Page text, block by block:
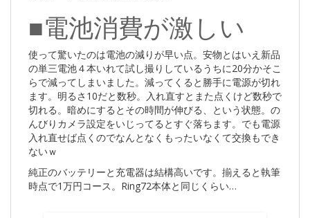
■電池消費が激しい
使って驚いたのは電池の減りが早い点。安物とはいえ新品
の単三電池４本いれて試し撮りしているうちに20分かそこ
らで減ってしまいました。減ってくると勝手に電源が切れ
ます。明るさ10だと数秒。入れ直すとまた点くけど数秒で
切れる。暗めにするとその時間が伸びる、という状態。の
んびりカメラ設定をいじってるとすぐ落ちます。でも電源
入れ直せば点くのでなんとなくもったいなくて交換もでき
ないｗ
純正のバッテリーと充電器は結構高いです。揃えると執筆
時点で1万円コース。Ring72本体と同じくらい…